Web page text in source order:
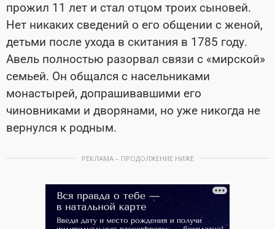
прожил 11 лет и стал отцом троих сыновей.
Нет никаких сведений о его общении с женой,
детьми после ухода в скитания в 1785 году.
Авель полностью разорвал связи с «мирской»
семьей. Он общался с насельниками
монастырей, допрашивавшими его
чиновниками и дворянами, но уже никогда не
вернулся к родным.
РЕКЛАМА – ПРОДОЛЖЕНИЕ НИЖЕ